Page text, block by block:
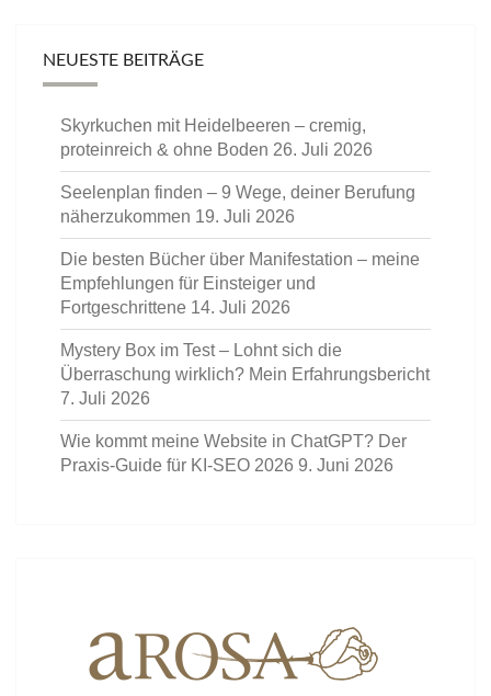
NEUESTE BEITRÄGE
Skyrkuchen mit Heidelbeeren – cremig,
proteinreich & ohne Boden 26. Juli 2026
Seelenplan finden – 9 Wege, deiner Berufung
näherzukommen 19. Juli 2026
Die besten Bücher über Manifestation – meine
Empfehlungen für Einsteiger und
Fortgeschrittene 14. Juli 2026
Mystery Box im Test – Lohnt sich die
Überraschung wirklich? Mein Erfahrungsbericht
7. Juli 2026
Wie kommt meine Website in ChatGPT? Der
Praxis-Guide für KI-SEO 2026 9. Juni 2026